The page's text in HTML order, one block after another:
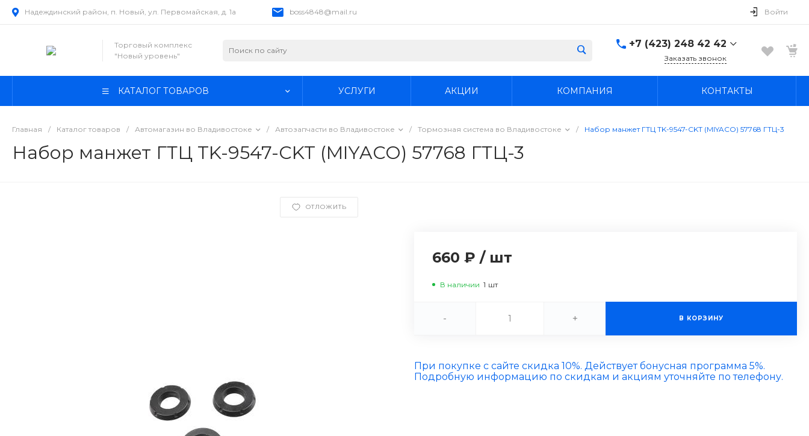
Надеждинский район, п. Новый, ул. Первомайская, д. 1а boss4848@mail.ru Войти
Торговый комплекс
"Новый уровень"
+7 (423) 248 42 42
Надеждинский район, п.
boss4848@mail.ru
Заказать звонок
КАТАЛОГ ТОВАРОВ УСЛУГИ АКЦИИ КОМПАНИЯ КОНТАКТЫ
Главная / Каталог товаров / Автомагазин во Владивостоке / Автозапчасти во Владивостоке / Тормозная система во Владивостоке / Набор манжет ГТЦ TK-9547-CKT (MIYACO) 57768 ГТЦ-3
Набор манжет ГТЦ TK-9547-CKT (MIYACO) 57768 ГТЦ-3
ОТЛОЖИТЬ
660 ₽ / шт
В наличии 1 шт
- + В КОРЗИНУ
При покупке с сайте скидка 10%. Действует бонусная программа 5%.
Подробную информацию по скидкам и акциям уточняйте по телефону.